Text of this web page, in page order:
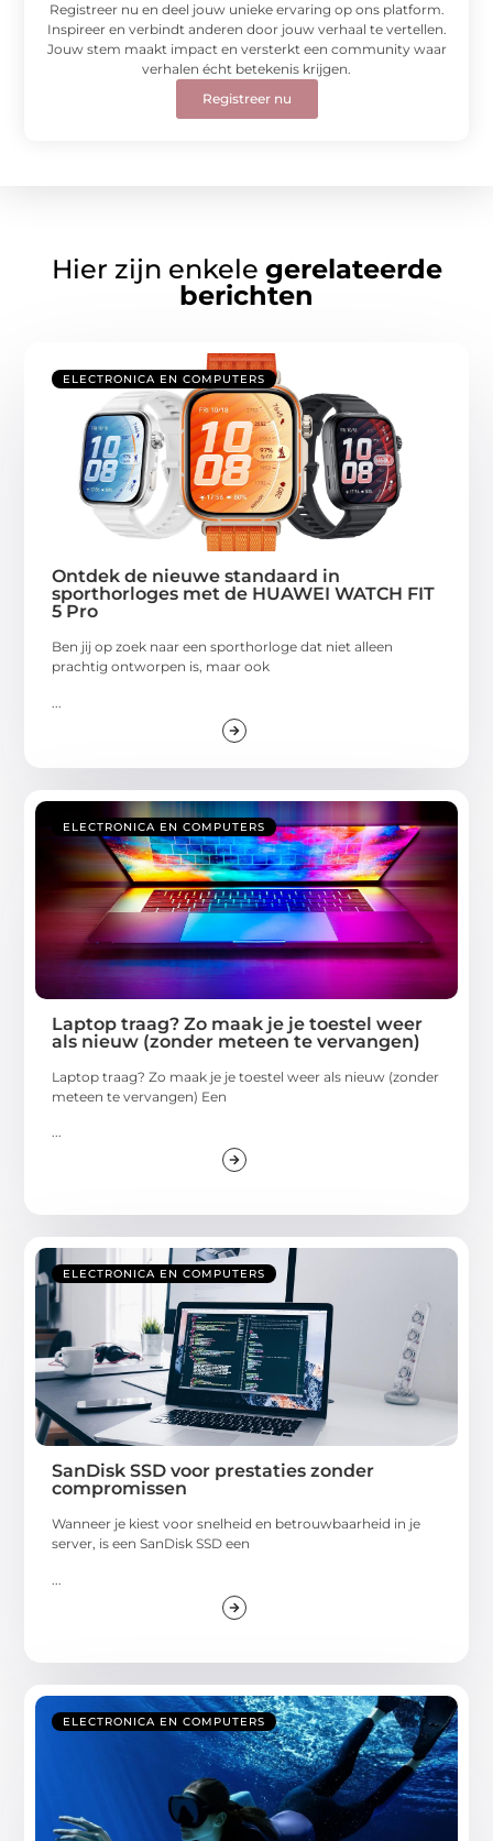
Registreer nu en deel jouw unieke ervaring op ons platform.
Inspireer en verbindt anderen door jouw verhaal te vertellen.
Jouw stem maakt impact en versterkt een community waar
verhalen écht betekenis krijgen.
Registreer nu
Hier zijn enkele gerelateerde
berichten
ELECTRONICA EN COMPUTERS
Ontdek de nieuwe standaard in
sporthorloges met de HUAWEI WATCH FIT
5 Pro
Ben jij op zoek naar een sporthorloge dat niet alleen
prachtig ontworpen is, maar ook
ELECTRONICA EN COMPUTERS
Laptop traag? Zo maak je je toestel weer
als nieuw (zonder meteen te vervangen)
Laptop traag? Zo maak je je toestel weer als nieuw (zonder
meteen te vervangen) Een
...
ELECTRONICA EN COMPUTERS
SanDisk SSD voor prestaties zonder
compromissen
Wanneer je kiest voor snelheid en betrouwbaarheid in je
server, is een SanDisk SSD een
ELECTRONICA EN COMPUTERS